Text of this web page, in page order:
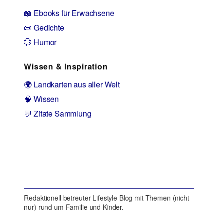
📖 Ebooks für Erwachsene
📜 Gedichte
🤭 Humor
Wissen & Inspiration
🌍 Landkarten aus aller Welt
🧠 Wissen
💬 Zitate Sammlung
Redaktionell betreuter Lifestyle Blog mit Themen (nicht
nur) rund um Familie und Kinder.